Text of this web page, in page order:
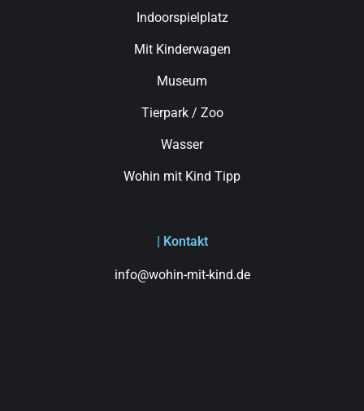
Indoorspielplatz
Mit Kinderwagen
Museum
Tierpark / Zoo
Wasser
Wohin mit Kind Tipp
| Kontakt
info@wohin-mit-kind.de